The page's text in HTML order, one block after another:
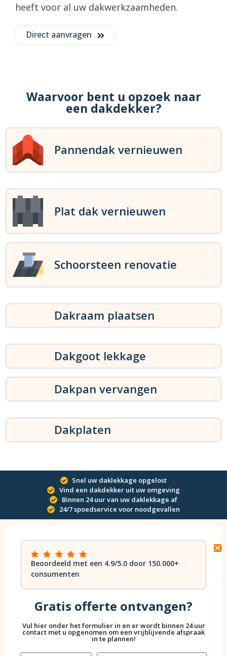
heeft voor al uw dakwerkzaamheden.
Direct aanvragen
Waarvoor bent u opzoek naar
een dakdekker?
Pannendak vernieuwen
Plat dak vernieuwen
Schoorsteen renovatie
Dakraam plaatsen
Dakgoot lekkage
Dakpan vervangen
Dakplaten
Snel uw daklekkage opgelost
Vind een dakdekker uit uw omgeving
Binnen 24 uur van uw daklekkage af
24/7 spoedservice voor noodgevallen
Beoordeeld met een 4.9/5.0 door 150.000+
consumenten
Gratis offerte ontvangen?
Vul hier onder het formulier in en er wordt binnen 24 uur
contact met u opgenomen om een vrijblijvende afspraak
in te plannen!